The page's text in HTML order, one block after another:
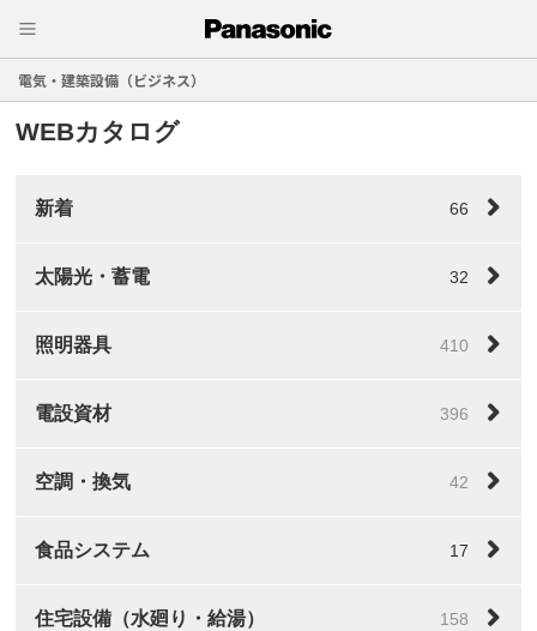
電気・建築設備（ビジネス）
WEBカタログ
新着 66
太陽光・蓄電 32
照明器具 410
電設資材 396
空調・換気 42
食品システム 17
住宅設備（水廻り・給湯） 158